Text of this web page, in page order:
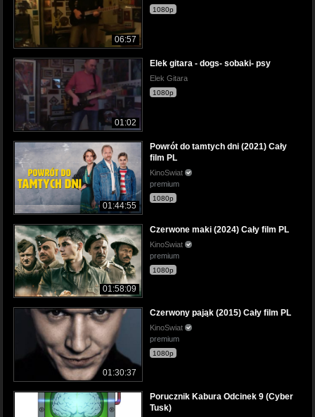
06:57
1080p
01:02
Elek gitara - dogs- sobaki- psy
Elek Gitara
1080p
01:44:55
Powrót do tamtych dni (2021) Cały
film PL
KinoSwiat
premium
1080p
01:58:09
Czerwone maki (2024) Cały film PL
KinoSwiat
premium
1080p
01:30:37
Czerwony pająk (2015) Cały film PL
KinoSwiat
premium
1080p
Porucznik Kabura Odcinek 9 (Cyber
Tusk)